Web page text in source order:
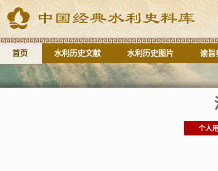
首页 水利历史文献 水利历史图片 谕旨
个人